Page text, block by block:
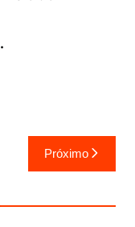
.
Próximo